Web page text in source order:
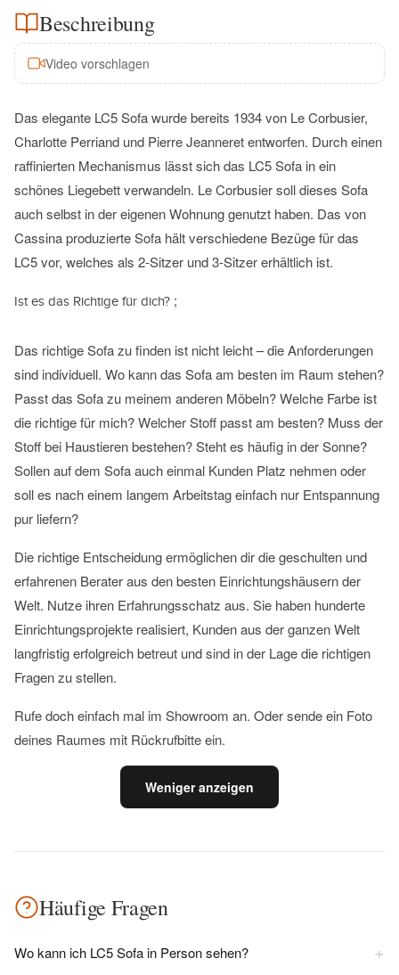
Beschreibung
Video vorschlagen
Das elegante LC5 Sofa wurde bereits 1934 von Le Corbusier,
Charlotte Perriand und Pierre Jeanneret entworfen. Durch einen
raffinierten Mechanismus lässt sich das LC5 Sofa in ein
schönes Liegebett verwandeln. Le Corbusier soll dieses Sofa
auch selbst in der eigenen Wohnung genutzt haben. Das von
Cassina produzierte Sofa hält verschiedene Bezüge für das
LC5 vor, welches als 2-Sitzer und 3-Sitzer erhältlich ist.
Ist es das Richtige für dich? ;
Das richtige Sofa zu finden ist nicht leicht – die Anforderungen
sind individuell. Wo kann das Sofa am besten im Raum stehen?
Passt das Sofa zu meinem anderen Möbeln? Welche Farbe ist
die richtige für mich? Welcher Stoff passt am besten? Muss der
Stoff bei Haustieren bestehen? Steht es häufig in der Sonne?
Sollen auf dem Sofa auch einmal Kunden Platz nehmen oder
soll es nach einem langem Arbeitstag einfach nur Entspannung
pur liefern?
Die richtige Entscheidung ermöglichen dir die geschulten und
erfahrenen Berater aus den besten Einrichtungshäusern der
Welt. Nutze ihren Erfahrungsschatz aus. Sie haben hunderte
Einrichtungsprojekte realisiert, Kunden aus der ganzen Welt
langfristig erfolgreich betreut und sind in der Lage die richtigen
Fragen zu stellen.
Rufe doch einfach mal im Showroom an. Oder sende ein Foto
deines Raumes mit Rückrufbitte ein.
Weniger anzeigen
Häufige Fragen
Wo kann ich LC5 Sofa in Person sehen? +